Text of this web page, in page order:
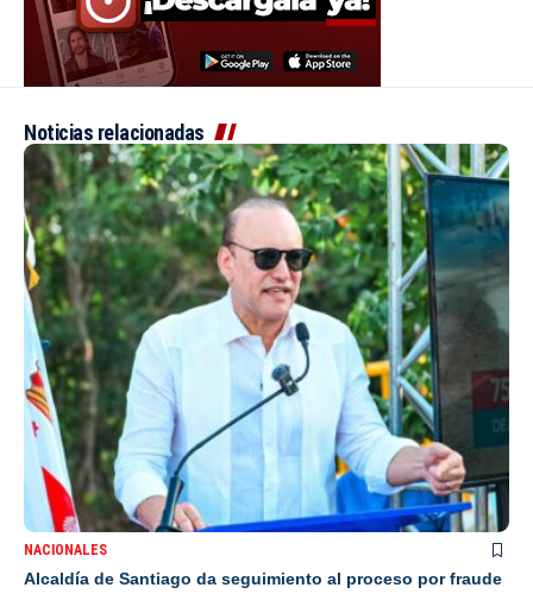
Noticias relacionadas
NACIONALES
Alcaldía de Santiago da seguimiento al proceso por fraude